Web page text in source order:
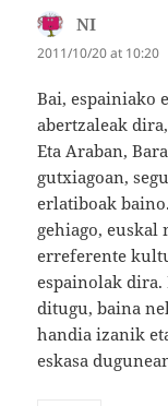
NI
2011/10/20 at 10:20
Bai, espainiako
abertzaleak
Eta Araban,
gutxiagoan,
erlatiboak
gehiago,
erreferente
espainolak
ditugu, baina
handia izanik
eskasa